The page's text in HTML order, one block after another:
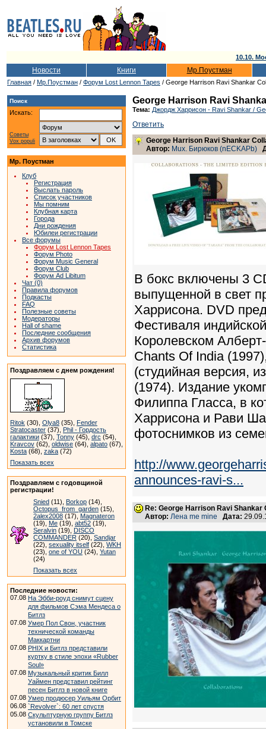
10.10.
Новости Книги Мр.Поустман
Главная / Мр.Поустман / Форум Lost Lennon Tapes / George Harrison Ravi Shankar
Поиск
Искать:
Советы
Vox populi
Мр. Поустман
Клуб
Регистрация
Выслать пароль
Список участников
Мы помним
Клубная карта
Города
Дни рождения
Юбилеи регистрации
Все форумы
Форум Lost Lennon Tapes
Форум Photo
Форум Music General
Форум Club
Форум Ad Libitum
Чат (0)
Правила форумов
Подкасты
FAQ
Полезные советы
Модераторы
Hall of shame
Последние сообщения
Архив форумов
Статистика
Поздравляем с днем рождения!
Ritok (30), Olya8 (35), Fender
Stratocaster (37), Phil - Гордость
галактики (37), Tonny (45), drc (54),
Kravcov (62), oldwise (64), alpato (67),
Kosta (68), zaka (72)
Показать всех
Поздравляем с годовщиной
регистрации!
Snied (11), Borkop (14),
Octopus_from_garden (15),
2alex2008 (17), Magnateron
(19), Me (19), abt52 (19),
Seralvin (19), DISCO
COMMANDER (20), Sandjar
(22), sexuality itself (22), WKH
(23), one of YOU (24), Yutan
(24)
Показать всех
Последние новости:
07.08 На Эбби-роуд снимут сцену
для фильмов Сэма Мендеса о
Битлз
07.08 Умер Пол Свон, участник
технической команды
Маккартни
07.08 PHIX и Битлз представили
куртку в стиле эпохи «Rubber
Soul»
07.08 Музыкальный критик Билл
Уаймен представил рейтинг
песен Битлз в новой книге
07.08 Умер продюсер Уильям Орбит
06.08 `Revolver`: 60 лет спустя
05.08 Скульптурную группу Битлз
установили в Томске
George Harrison Ravi
Тема: Джордж Харрисон - Ravi Shankar /
Ответить
George Harrison Ravi Shankar
Автор: Mux. Бирюков (nECKAPb)
В бокс включены 3
выпущенной в свет
Харрисона. DVD
Фестиваля
Королевском
Chants Of India
(студийная версия,
(1974). Издание
Филиппа Гласса, в
Харрисона и Рави
фотоснимков из
http://
announces-ravi-s...
Re: George Harrison Ravi
Автор: Лена me mine Дата: